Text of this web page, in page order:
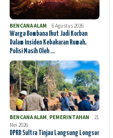
BENCANA ALAM
6 Agustus 2026
Warga Bombana Ikut Jadi Korban
Dalam Insiden Kebakaran Rumah,
Polisi Masih Oleh …
BENCANA ALAM, PEMERINTAHAN
21
Mei 2026
DPRD Sultra Tinjau Langsung Longsor